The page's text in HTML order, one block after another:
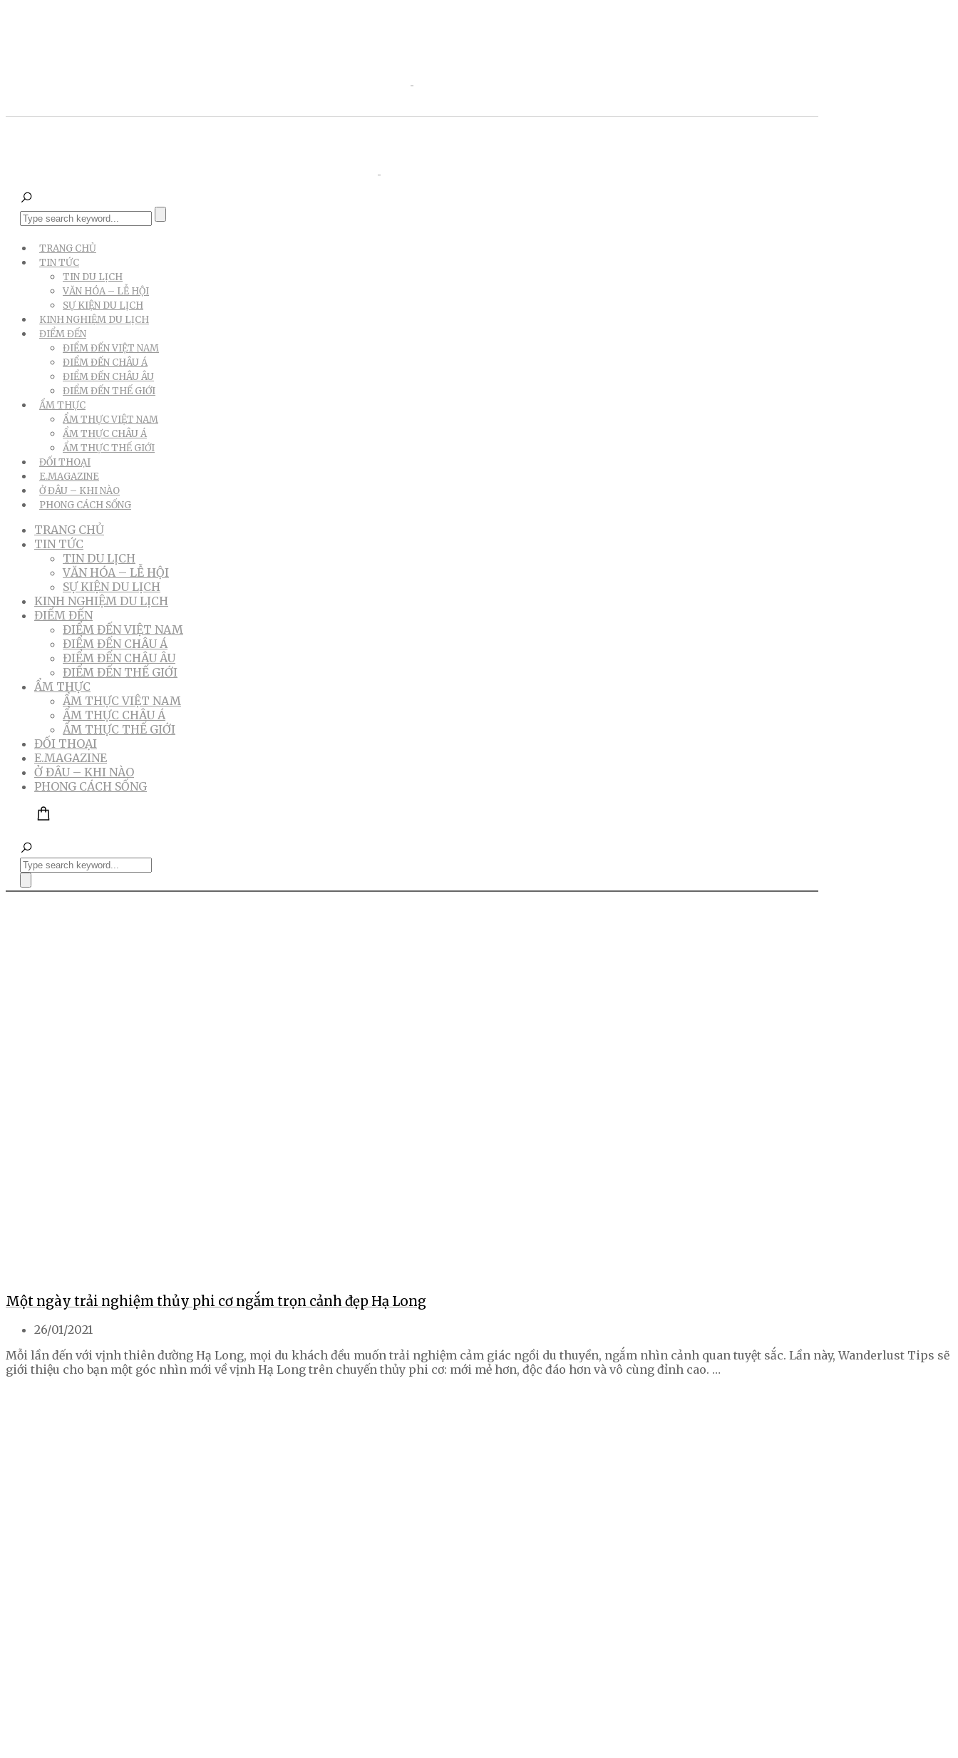
TRANG CHỦ
TIN TỨC
TIN DU LỊCH
VĂN HÓA – LỄ HỘI
SỰ KIỆN DU LỊCH
KINH NGHIỆM DU LỊCH
ĐIỂM ĐẾN
ĐIỂM ĐẾN VIỆT NAM
ĐIỂM ĐẾN CHÂU Á
ĐIỂM ĐẾN CHÂU ÂU
ĐIỂM ĐẾN THẾ GIỚI
ẨM THỰC
ẨM THỰC VIỆT NAM
ẨM THỰC CHÂU Á
ẨM THỰC THẾ GIỚI
ĐỐI THOẠI
E.MAGAZINE
Ở ĐÂU – KHI NÀO
PHONG CÁCH SỐNG
TRANG CHỦ
TIN TỨC
TIN DU LỊCH
VĂN HÓA – LỄ HỘI
SỰ KIỆN DU LỊCH
KINH NGHIỆM DU LỊCH
ĐIỂM ĐẾN
ĐIỂM ĐẾN VIỆT NAM
ĐIỂM ĐẾN CHÂU Á
ĐIỂM ĐẾN CHÂU ÂU
ĐIỂM ĐẾN THẾ GIỚI
ẨM THỰC
ẨM THỰC VIỆT NAM
ẨM THỰC CHÂU Á
ẨM THỰC THẾ GIỚI
ĐỐI THOẠI
E.MAGAZINE
Ở ĐÂU – KHI NÀO
PHONG CÁCH SỐNG
Một ngày trải nghiệm thủy phi cơ ngắm trọn cảnh đẹp Hạ Long
26/01/2021
Mỗi lần đến với vịnh thiên đường Hạ Long, mọi du khách đều muốn trải nghiệm cảm giác ngồi du thuyền, ngắm nhìn cảnh quan tuyệt sắc. Lần này, Wanderlust Tips sẽ
giới thiệu cho bạn một góc nhìn mới về vịnh Hạ Long trên chuyến thủy phi cơ: mới mẻ hơn, độc đáo hơn và vô cùng đỉnh cao. …